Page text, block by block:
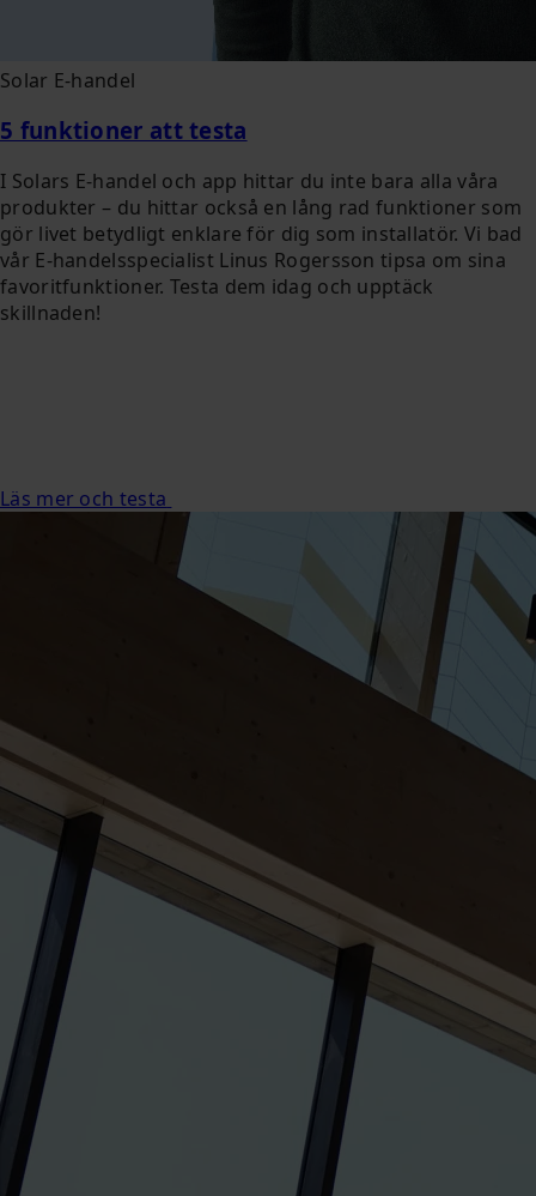
Solar E-handel
5 funktioner att testa
I Solars E-handel och app hittar du inte bara alla våra
produkter – du hittar också en lång rad funktioner som
gör livet betydligt enklare för dig som installatör. Vi bad
vår E-handelsspecialist Linus Rogersson tipsa om sina
favoritfunktioner. Testa dem idag och upptäck
skillnaden!
Läs mer och testa